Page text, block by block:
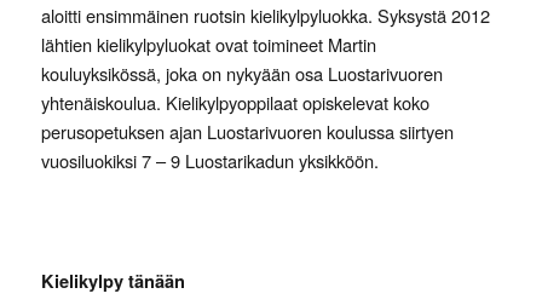
aloitti ensimmäinen ruotsin kielikylpyluokka. Syksystä 2012
lähtien kielikylpyluokat ovat toimineet Martin
kouluyksikössä, joka on nykyään osa Luostarivuoren
yhtenäiskoulua. Kielikylpyoppilaat opiskelevat koko
perusopetuksen ajan Luostarivuoren koulussa siirtyen
vuosiluokiksi 7 – 9 Luostarikadun yksikköön.
Kielikylpy tänään